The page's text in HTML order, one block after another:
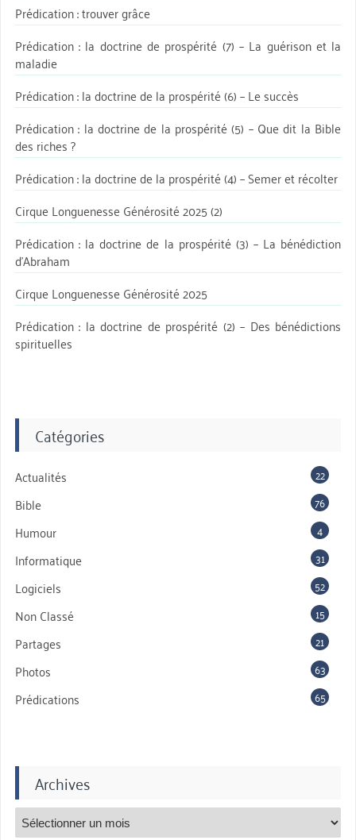
Prédication : trouver grâce
Prédication : la doctrine de prospérité (7) – La guérison et la
maladie
Prédication : la doctrine de la prospérité (6) – Le succès
Prédication : la doctrine de la prospérité (5) – Que dit la Bible
des riches ?
Prédication : la doctrine de la prospérité (4) – Semer et récolter
Cirque Longuenesse Générosité 2025 (2)
Prédication : la doctrine de la prospérité (3) – La bénédiction
d’Abraham
Cirque Longuenesse Générosité 2025
Prédication : la doctrine de prospérité (2) – Des bénédictions
spirituelles
Catégories
Actualités 22
Bible 76
Humour 4
Informatique 31
Logiciels 52
Non Classé 15
Partages 21
Photos 63
Prédications 65
Archives